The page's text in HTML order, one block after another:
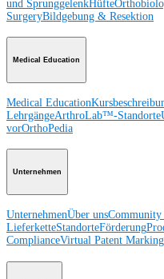
und SprunggelenkHüfte
SurgeryBildgebung & Resektion
Medical Education
Medical Education
LehrgängeArthroLab™-Standorte
vorOrthoPedia
Unternehmen
UnternehmenÜber unsCommunity
LieferketteStandorteFörderung
ComplianceVirtual Patent Marking